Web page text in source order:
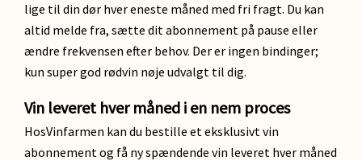
lige til din dør hver eneste måned med fri fragt. Du kan
altid melde fra, sætte dit abonnement på pause eller
ændre frekvensen efter behov. Der er ingen bindinger;
kun super god rødvin nøje udvalgt til dig.
Vin leveret hver måned i en nem proces
HosVinfarmen kan du bestille et eksklusivt vin
abonnement og få ny spændende vin leveret hver måned